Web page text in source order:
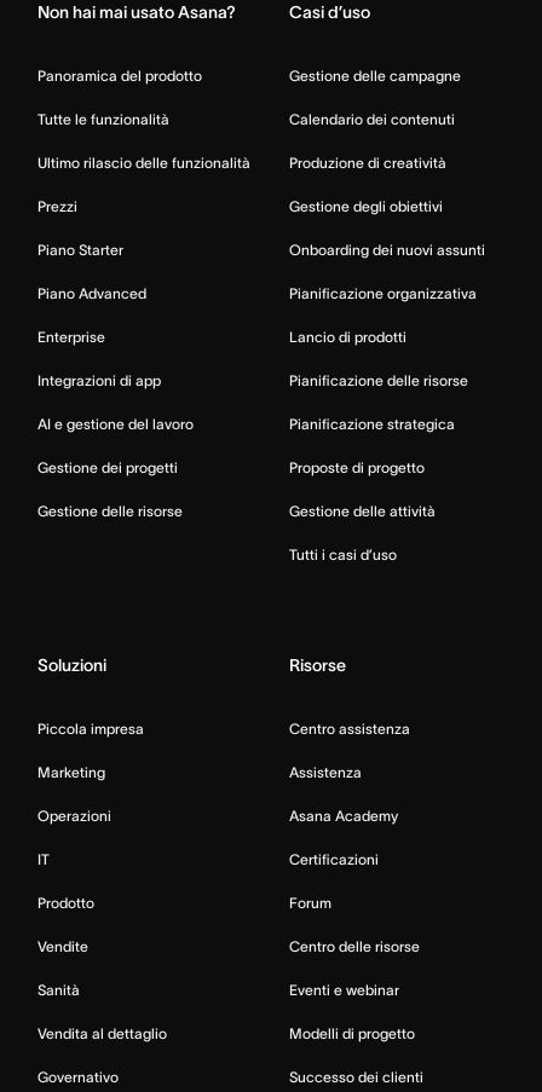
Non hai mai usato Asana?
Panoramica del prodotto
Tutte le funzionalità
Ultimo rilascio delle funzionalità
Prezzi
Piano Starter
Piano Advanced
Enterprise
Integrazioni di app
AI e gestione del lavoro
Gestione dei progetti
Gestione delle risorse
Casi d’uso
Gestione delle campagne
Calendario dei contenuti
Produzione di creatività
Gestione degli obiettivi
Onboarding dei nuovi assunti
Pianificazione organizzativa
Lancio di prodotti
Pianificazione delle risorse
Pianificazione strategica
Proposte di progetto
Gestione delle attività
Tutti i casi d’uso
Soluzioni
Piccola impresa
Marketing
Operazioni
IT
Prodotto
Vendite
Sanità
Vendita al dettaglio
Governativo
Risorse
Centro assistenza
Assistenza
Asana Academy
Certificazioni
Forum
Centro delle risorse
Eventi e webinar
Modelli di progetto
Successo dei clienti